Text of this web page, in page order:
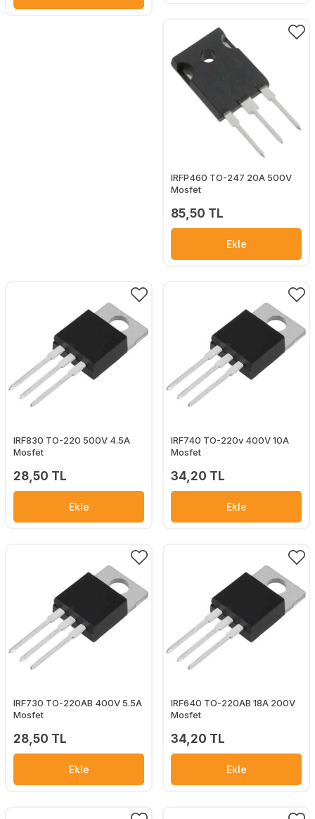
IRFP460 TO-247 20A 500V
Mosfet
85,50 TL
Ekle
IRF830 TO-220 500V 4.5A
Mosfet
28,50 TL
Ekle
IRF740 TO-220v 400V 10A
Mosfet
34,20 TL
Ekle
IRF730 TO-220AB 400V 5.5A
Mosfet
28,50 TL
Ekle
IRF640 TO-220AB 18A 200V
Mosfet
34,20 TL
Ekle